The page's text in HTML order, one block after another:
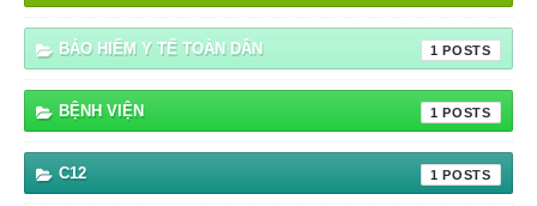
BẢO HIỂM Y TẾ TOÀN DÂN 1
BỆNH VIỆN 1
C12 1